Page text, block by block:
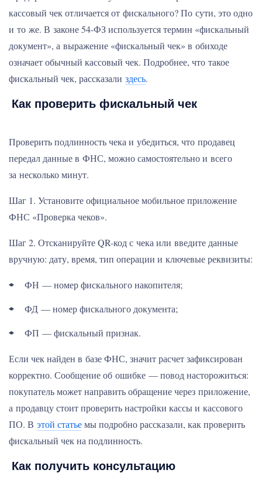
кассовый чек отличается от фискального? По сути, это одно
и то же. В законе 54-ФЗ используется термин «фискальный
документ», а выражение «фискальный чек» в обиходе
означает обычный кассовый чек. Подробнее, что такое
фискальный чек, рассказали здесь.
Как проверить фискальный чек
Проверить подлинность чека и убедиться, что продавец
передал данные в ФНС, можно самостоятельно и всего
за несколько минут.
Шаг 1. Установите официальное мобильное приложение
ФНС «Проверка чеков».
Шаг 2. Отсканируйте QR-код с чека или введите данные
вручную: дату, время, тип операции и ключевые реквизиты:
ФН — номер фискального накопителя;
ФД — номер фискального документа;
ФП — фискальный признак.
Если чек найден в базе ФНС, значит расчет зафиксирован
корректно. Сообщение об ошибке — повод насторожиться:
покупатель может направить обращение через приложение,
а продавцу стоит проверить настройки кассы и кассового
ПО. В этой статьемы подробно рассказали, как проверить
фискальный чек на подлинность.
Как получить консультацию